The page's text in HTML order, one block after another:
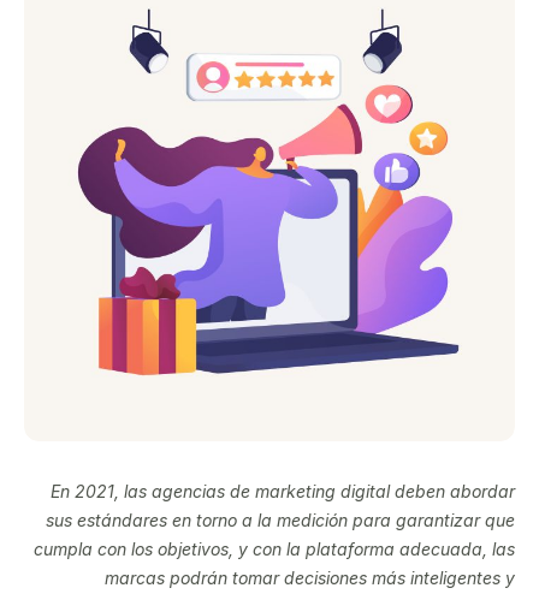
En 2021, las agencias de marketing digital deben abordar
sus estándares en torno a la medición para garantizar que
cumpla con los objetivos, y con la plataforma adecuada, las
marcas podrán tomar decisiones más inteligentes y